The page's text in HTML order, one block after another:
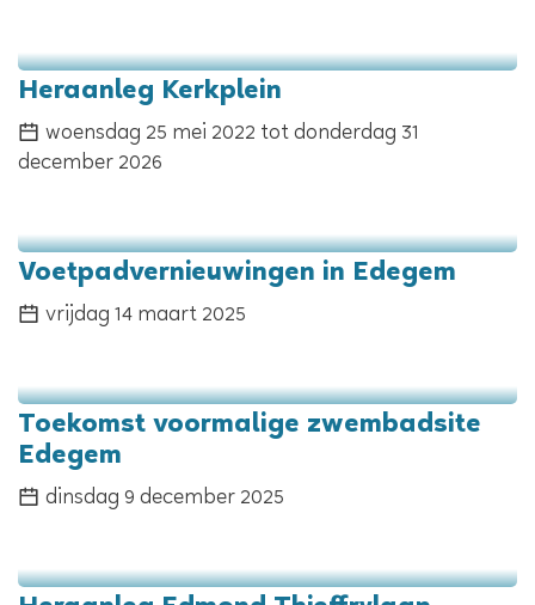
Heraanleg Kerkplein
woensdag 25 mei 2022 totdonderdag 31
december 2026
Voetpadvernieuwingen in Edegem
vrijdag 14 maart 2025
Toekomst voormalige zwembadsite
Edegem
dinsdag 9 december 2025